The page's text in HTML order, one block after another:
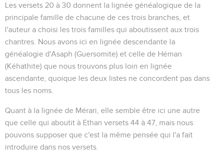
Les versets 20 à 30 donnent la lignée généalogique de la
principale famille de chacune de ces trois branches, et
l'auteur a choisi les trois familles qui aboutissent aux trois
chantres. Nous avons ici en lignée descendante la
généalogie d'Asaph (Guersomite) et celle de Héman
(Kéhathite) que nous trouvons plus loin en lignée
ascendante, quoique les deux listes ne concordent pas dans
tous les noms.
Quant à la lignée de Mérari, elle semble être ici une autre
que celle qui aboutit à Ethan versets 44 à 47, mais nous
pouvons supposer que c'est la même pensée qui l'a fait
introduire dans nos versets.